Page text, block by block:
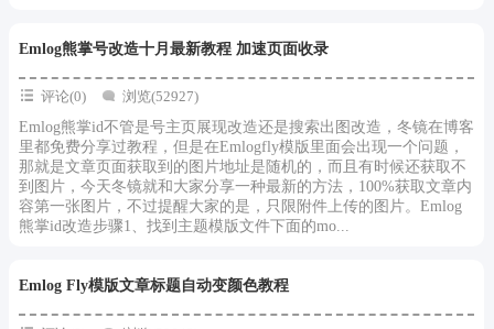
Emlog熊掌号改造十月最新教程 加速页面收录
评论(0)
浏览(52927)
Emlog熊掌id不管是号主页展现改造还是搜索出图改造，冬镜在博客
里都免费分享过教程，但是在Emlogfly模版里面会出现一个问题，
那就是文章页面获取到的图片地址是随机的，而且有时候还获取不
到图片，今天冬镜就和大家分享一种最新的方法，100%获取文章内
容第一张图片，不过提醒大家的是，只限附件上传的图片。Emlog
熊掌id改造步骤1、找到主题模版文件下面的mo...
Emlog Fly模版文章标题自动变颜色教程